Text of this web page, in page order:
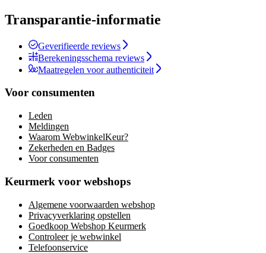
Transparantie-informatie
Geverifieerde reviews
Berekeningsschema reviews
Maatregelen voor authenticiteit
Voor consumenten
Leden
Meldingen
Waarom WebwinkelKeur?
Zekerheden en Badges
Voor consumenten
Keurmerk voor webshops
Algemene voorwaarden webshop
Privacyverklaring opstellen
Goedkoop Webshop Keurmerk
Controleer je webwinkel
Telefoonservice